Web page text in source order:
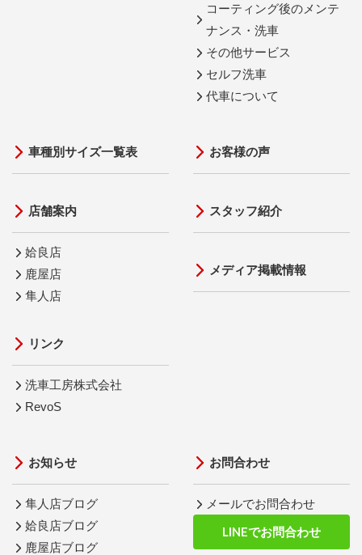
コーティング後のメンテ
ナンス・洗車
その他サービス
セルフ洗車
代車について
車種別サイズ一覧表
店舗案内
姶良店
鹿屋店
隼人店
リンク
洗車工房株式会社
RevoS
お客様の声
スタッフ紹介
メディア掲載情報
お知らせ
隼人店ブログ
姶良店ブログ
鹿屋店ブログ
お問合わせ
メールでお問合わせ
LINEでお問合わせ